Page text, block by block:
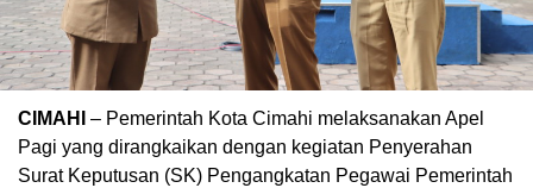
CIMAHI
– Pemerintah Kota Cimahi melaksanakan Apel
Pagi yang dirangkaikan dengan kegiatan Penyerahan
Surat Keputusan (SK) Pengangkatan Pegawai Pemerintah